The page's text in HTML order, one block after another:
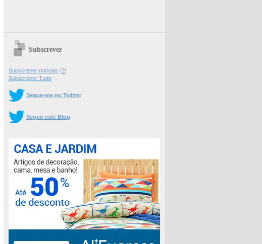
Subscrever
Subscrever notícias (?)
Subscrever Tudo
Segue-me no Twitter
Seguir este Blog